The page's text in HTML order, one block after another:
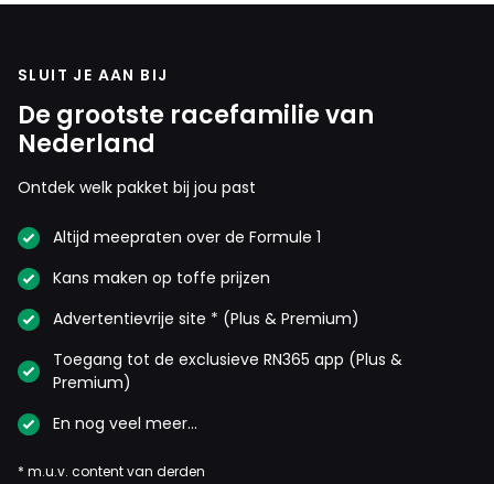
SLUIT JE AAN BIJ
De grootste racefamilie van
Nederland
Ontdek welk pakket bij jou past
Altijd meepraten over de Formule 1
Kans maken op toffe prijzen
Advertentievrije site * (Plus & Premium)
Toegang tot de exclusieve RN365 app (Plus &
Premium)
En nog veel meer…
* m.u.v. content van derden